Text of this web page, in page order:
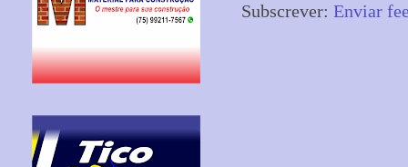
Subscrever: Enviar